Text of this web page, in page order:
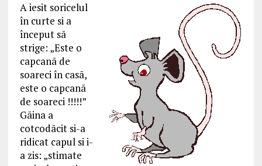
A iesit soricelul
în curte si a
început sã
strige: „Este o
capcanã de
soareci în casã,
este o capcanã
de soareci !!!!!”
Gãina a
cotcodãcit si-a
ridicat capul si i-
a zis: „stimate